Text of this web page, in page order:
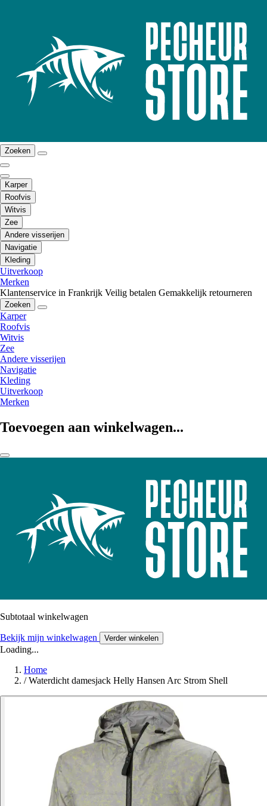
Zoeken
Karper
Roofvis
Witvis
Zee
Andere visserijen
Navigatie
Kleding
Uitverkoop
Merken
Klantenservice in Frankrijk Veilig betalen Gemakkelijk retourneren
Zoeken
Karper
Roofvis
Witvis
Zee
Andere visserijen
Navigatie
Kleding
Uitverkoop
Merken
Toevoegen aan winkelwagen...
Subtotaal winkelwagen
Bekijk mijn winkelwagen Verder winkelen
Loading...
Home
/ Waterdicht damesjack Helly Hansen Arc Strom Shell